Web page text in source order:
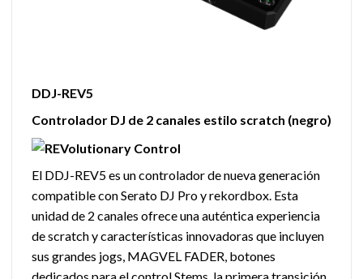
DDJ-REV5
Controlador DJ de 2 canales estilo scratch (negro)
El DDJ-REV5 es un controlador de nueva generación
compatible con Serato DJ Pro y rekordbox. Esta
unidad de 2 canales ofrece una auténtica experiencia
de scratch y características innovadoras que incluyen
sus grandes jogs, MAGVEL FADER, botones